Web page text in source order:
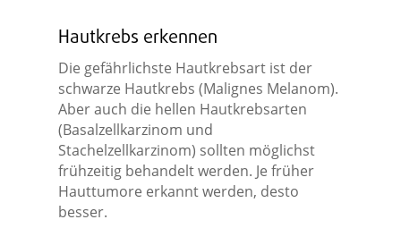
Hautkrebs erkennen
Die gefährlichste Hautkrebsart ist der
schwarze Hautkrebs (Malignes Melanom).
Aber auch die hellen Hautkrebsarten
(Basalzellkarzinom und
Stachelzellkarzinom) sollten möglichst
frühzeitig behandelt werden. Je früher
Hauttumore erkannt werden, desto
besser.